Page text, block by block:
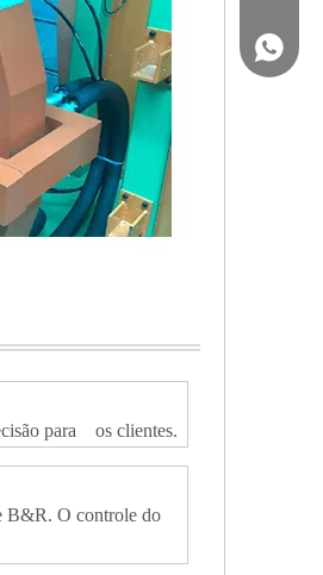
para os clientes.
B&R. O controle do
(+86) -